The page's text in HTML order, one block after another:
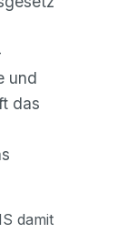
und
das
damit